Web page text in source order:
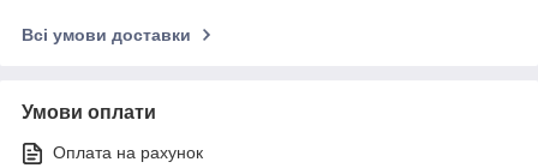
Всі умови доставки
Умови оплати
Оплата на рахунок